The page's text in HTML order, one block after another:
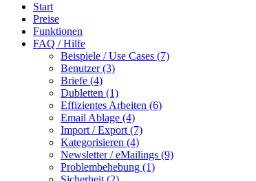
Start
Preise
Funktionen
FAQ / Hilfe
Beispiele / Use Cases (7)
Benutzer (3)
Briefe (4)
Dubletten (1)
Effizientes Arbeiten (6)
Email Ablage (4)
Import / Export (7)
Kategorisieren (4)
Newsletter / eMailings (9)
Problembehebung (1)